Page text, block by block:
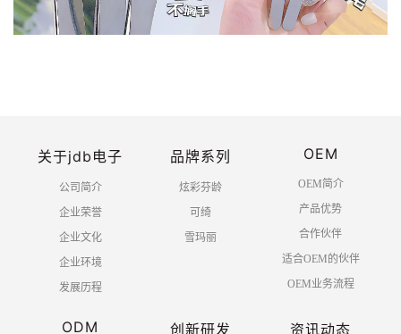
关于jdb电子
公司简介
企业荣誉
企业文化
企业环境
发展历程
品牌系列
炫彩芬龄
可绮
雪玛丽
OEM
OEM简介
产品优势
合作伙伴
适合OEM的伙伴
OEM业务流程
ODM 创新研发 资讯动态